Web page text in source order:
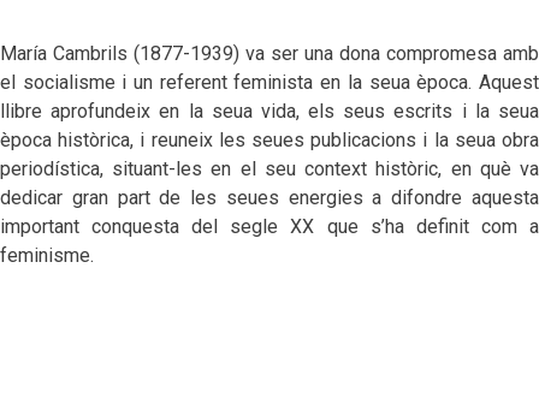
María Cambrils (1877-1939) va ser una dona compromesa amb
el socialisme i un referent feminista en la seua època. Aquest
llibre aprofundeix en la seua vida, els seus escrits i la seua
època històrica, i reuneix les seues publicacions i la seua obra
periodística, situant-les en el seu context històric, en què va
dedicar gran part de les seues energies a difondre aquesta
important conquesta del segle XX que s’ha definit com a
feminisme.